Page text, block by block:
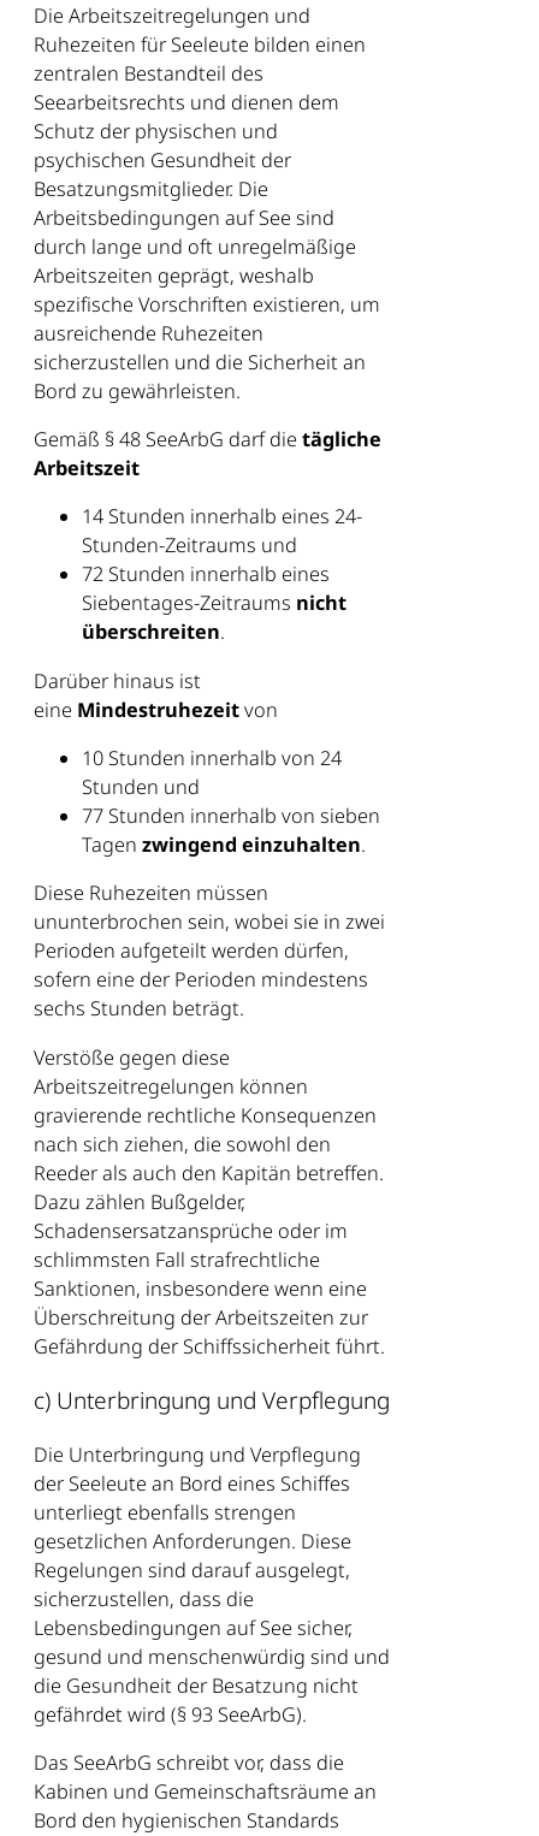
Die Arbeitszeitregelungen und
Ruhezeiten für Seeleute bilden einen
zentralen Bestandteil des
Seearbeitsrechts und dienen dem
Schutz der physischen und
psychischen Gesundheit der
Besatzungsmitglieder. Die
Arbeitsbedingungen auf See sind
durch lange und oft unregelmäßige
Arbeitszeiten geprägt, weshalb
spezifische Vorschriften existieren, um
ausreichende Ruhezeiten
sicherzustellen und die Sicherheit an
Bord zu gewährleisten.
Gemäß § 48 SeeArbG darf die tägliche
Arbeitszeit
14 Stunden innerhalb eines 24-
Stunden-Zeitraums und
72 Stunden innerhalb eines
Siebentages-Zeitraums nicht
überschreiten.
Darüber hinaus ist
eine Mindestruhezeitvon
10 Stunden innerhalb von 24
Stunden und
77 Stunden innerhalb von sieben
Tagen zwingend einzuhalten.
Diese Ruhezeiten müssen
ununterbrochen sein, wobei sie in zwei
Perioden aufgeteilt werden dürfen,
sofern eine der Perioden mindestens
sechs Stunden beträgt.
Verstöße gegen diese
Arbeitszeitregelungen können
gravierende rechtliche Konsequenzen
nach sich ziehen, die sowohl den
Reeder als auch den Kapitän betreffen.
Dazu zählen Bußgelder,
Schadensersatzansprüche oder im
schlimmsten Fall strafrechtliche
Sanktionen, insbesondere wenn eine
Überschreitung der Arbeitszeiten zur
Gefährdung der Schiffssicherheit führt.
c) Unterbringung und Verpflegung
Die Unterbringung und Verpflegung
der Seeleute an Bord eines Schiffes
unterliegt ebenfalls strengen
gesetzlichen Anforderungen. Diese
Regelungen sind darauf ausgelegt,
sicherzustellen, dass die
Lebensbedingungen auf See sicher,
gesund und menschenwürdig sind und
die Gesundheit der Besatzung nicht
gefährdet wird (§ 93 SeeArbG).
Das SeeArbG schreibt vor, dass die
Kabinen und Gemeinschaftsräume an
Bord den hygienischen Standards